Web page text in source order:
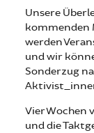
Unsere
kommenden
werden
und wir
Sonderzug
Vier Wochen
und die